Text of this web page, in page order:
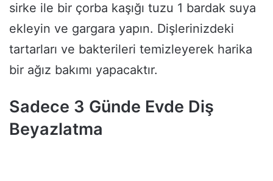
sirke ile bir çorba kaşığı tuzu 1 bardak suya
ekleyin ve gargara yapın. Dişlerinizdeki
tartarları ve bakterileri temizleyerek harika
bir ağız bakımı yapacaktır.
Sadece 3 Günde Evde Diş
Beyazlatma